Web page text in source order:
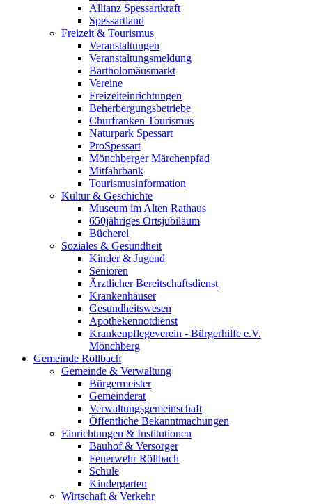
Allianz Spessartkraft
Spessartland
Freizeit & Tourismus
Veranstaltungen
Veranstaltungsmeldung
Bartholomäusmarkt
Vereine
Freizeiteinrichtungen
Beherbergungsbetriebe
Churfranken Tourismus
Naturpark Spessart
ProSpessart
Mönchberger Märchenpfad
Mitfahrbank
Tourismusinformation
Kultur & Geschichte
Museum im Alten Rathaus
650jähriges Ortsjubiläum
Bücherei
Soziales & Gesundheit
Kinder & Jugend
Senioren
Ärztlicher Bereitschaftsdienst
Krankenhäuser
Gesundheitswesen
Apothekennotdienst
Krankenpflegeverein - Bürgerhilfe e.V.
Mönchberg
Gemeinde Röllbach
Gemeinde & Verwaltung
Bürgermeister
Gemeinderat
Verwaltungsgemeinschaft
Öffentliche Bekanntmachungen
Einrichtungen & Institutionen
Bauhof & Versorger
Feuerwehr Röllbach
Schule
Kindergarten
Wirtschaft & Verkehr